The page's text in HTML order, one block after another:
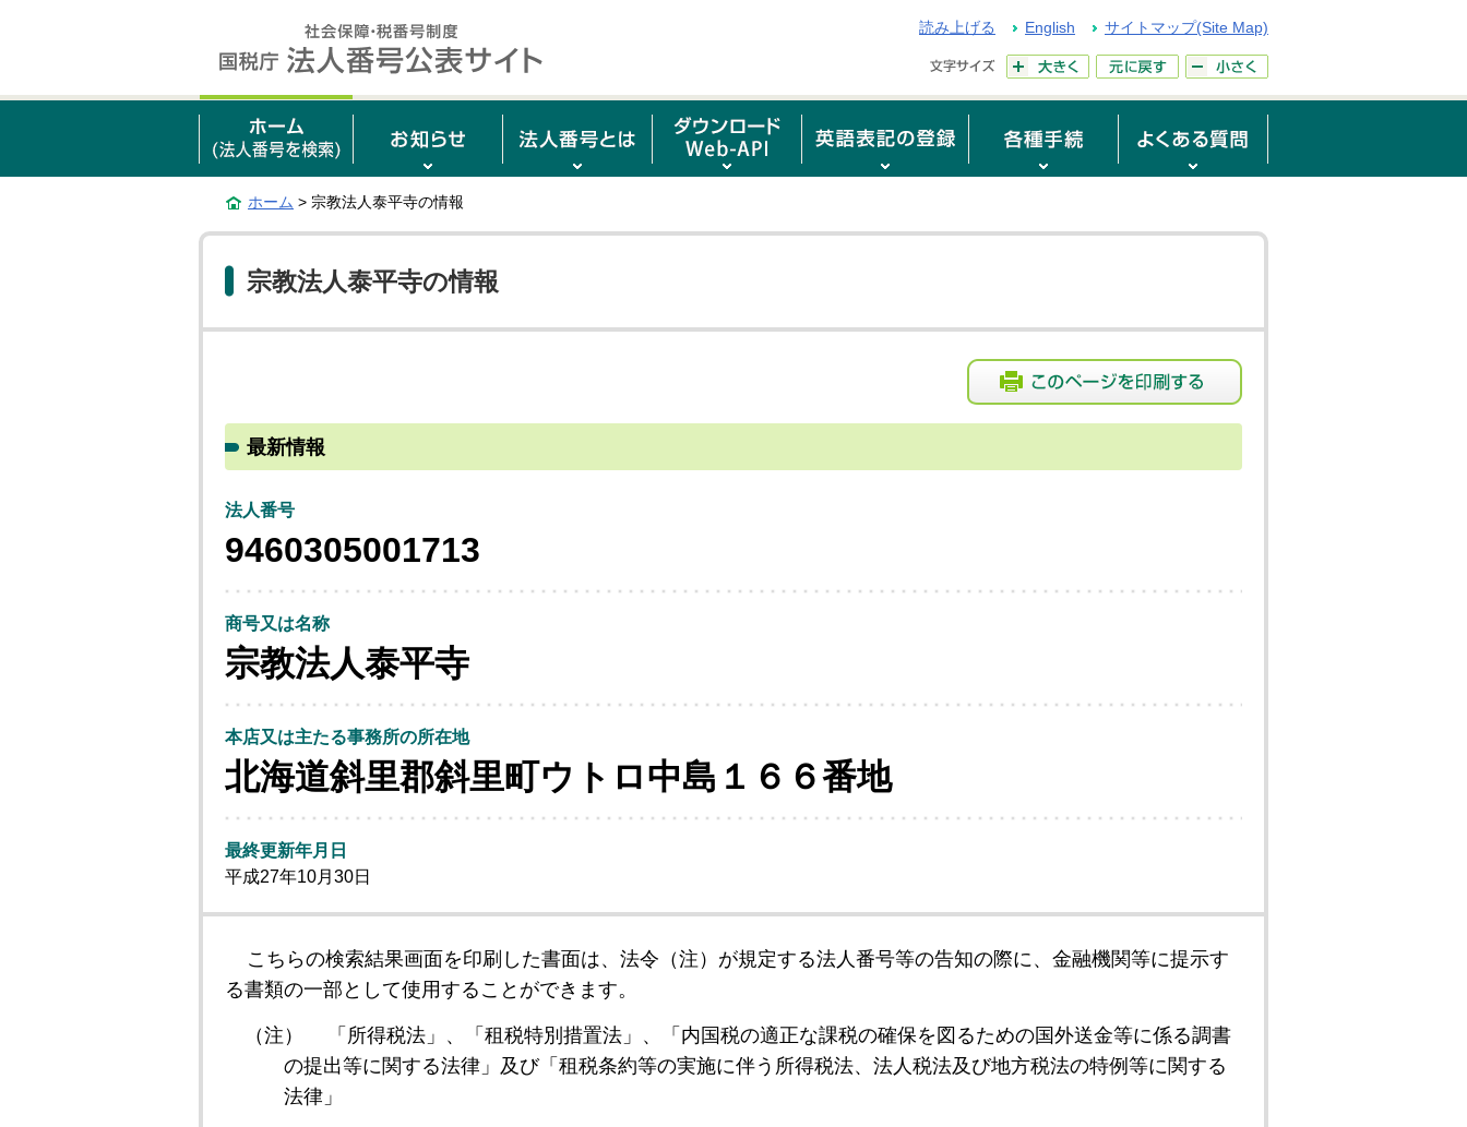
読み上げる English サイトマップ(Site Map)
ホーム > 宗教法人泰平寺の情報
宗教法人泰平寺の情報
最新情報
法人番号
9460305001713
商号又は名称
宗教法人泰平寺
本店又は主たる事務所の所在地
北海道斜里郡斜里町ウトロ中島１６６番地
最終更新年月日
平成27年10月30日
こちらの検索結果画面を印刷した書面は、法令（注）が規定する法人番号等の告知の際に、金融機関等に提示す
る書類の一部として使用することができます。
（注）
「所得税法」、「租税特別措置法」、「内国税の適正な課税の確保を図るための国外送金等に係る調書
の提出等に関する法律」及び「租税条約等の実施に伴う所得税法、法人税法及び地方税法の特例等に関する
法律」